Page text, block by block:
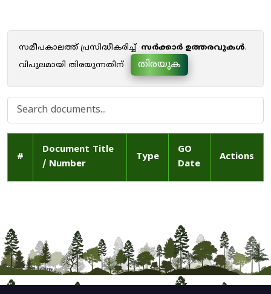
സമീപകാലത്ത് പ്രസിദ്ധീകരിച്ച് സർക്കാർ ഉത്തരവുകൾ.
വിപുലമായി തിരയുന്നതിന്
തിരയുക
#
Document Title
/ Number
Type
GO
Date
Actions